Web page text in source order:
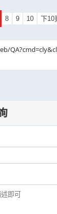
8 9 10 下10